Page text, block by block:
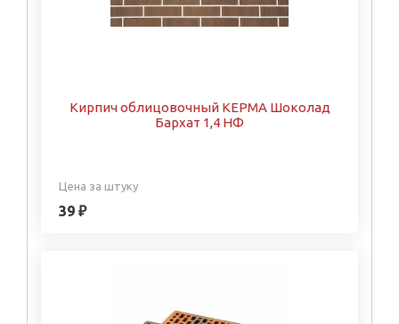
Кирпич облицовочный КЕРМА Шоколад
Бархат 1,4 НФ
Цена за штуку
39 ₽